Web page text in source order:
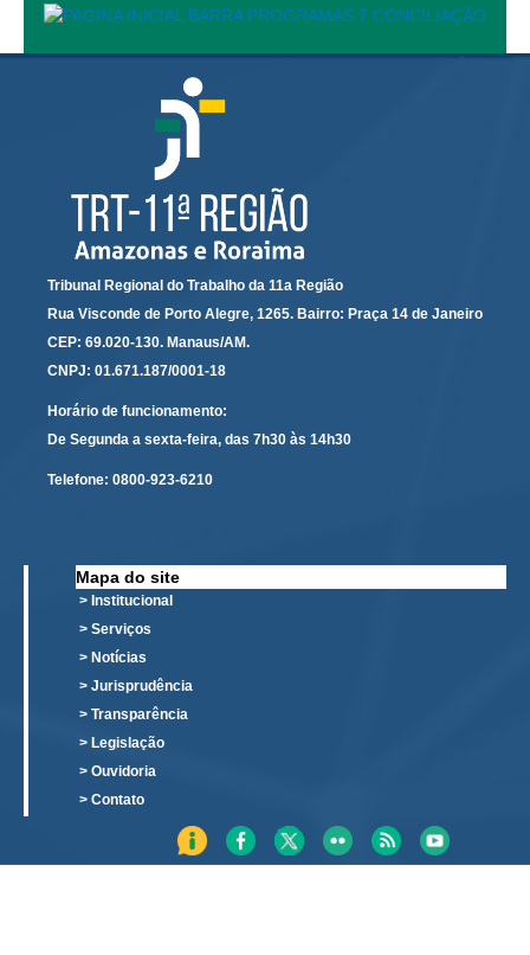
Governança de TI
Governança das Contratações Obras
Rede de Governança Colaborativa
Gestão de Riscos
Laboratório de Inovação
Assessoria de Governança de Gestão de Pessoas
Sites Institucionais
Biblioteca
Centro de Memória
Educação a distância
Responsabilidade Socioambiental
Comissão Permanente de Acessibilidade e Inclusão
Coordenadoria de Saúde
Serviços
Ação Trabalhista (Atermação)
Atermação On-line - Interior de Roraima
Atermação On-line - Interior do Amazonas
Agendamento de Reclamação Verbal
Tribunal Regional do Trabalho da 11a Região
Rua Visconde de Porto Alegre, 1265. Bairro: Praça 14 de Janeiro
CEP: 69.020-130. Manaus/AM.
CNPJ: 01.671.187/0001-18
Horário de funcionamento:
De Segunda a sexta-feira, das 7h30 às 14h30
Telefone: 0800-923-6210
Mapa do site
> Institucional
> Serviços
> Notícias
> Jurisprudência
> Transparência
> Legislação
> Ouvidoria
> Contato